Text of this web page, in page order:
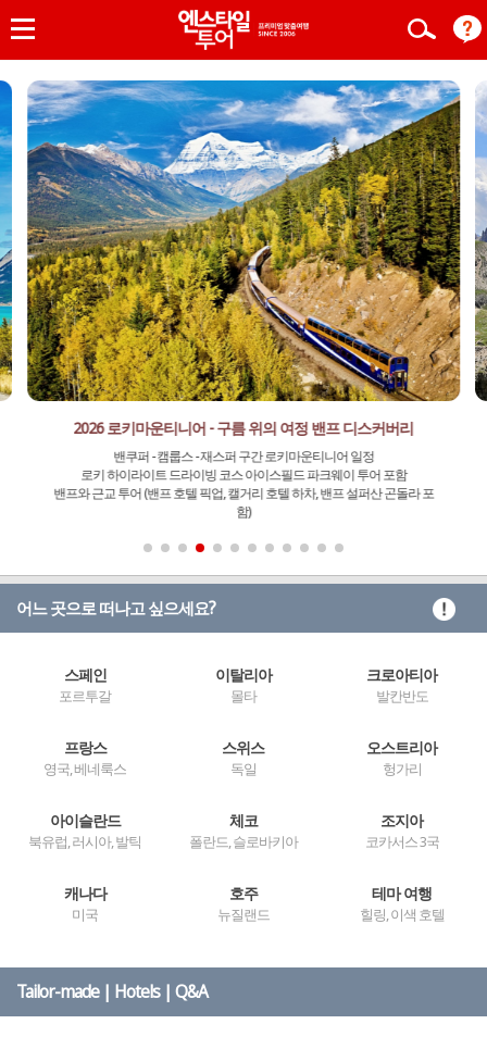
2026 로키마운티니어 - 구름 위의 여정 밴프 디스커버리
밴쿠퍼 - 캠룹스 - 재스퍼 구간 로키마운티니어 일정
로키 하이라이트 드라이빙 코스 아이스필드 파크웨이 투어 포함
밴프와 근교 투어 (밴프 호텔 픽업, 캘거리 호텔 하차, 밴프 설퍼산 곤돌라 포
함)
어느 곳으로 떠나고 싶으세요?
스페인
포르투갈
이탈리아
몰타
크로아티아
발칸반도
프랑스
영국, 베네룩스
스위스
독일
오스트리아
헝가리
아이슬란드
북유럽, 러시아, 발틱
체코
폴란드, 슬로바키아
조지아
코카서스 3국
캐나다
미국
호주
뉴질랜드
테마 여행
힐링, 이색 호텔
Tailor-made | Hotels | Q&A